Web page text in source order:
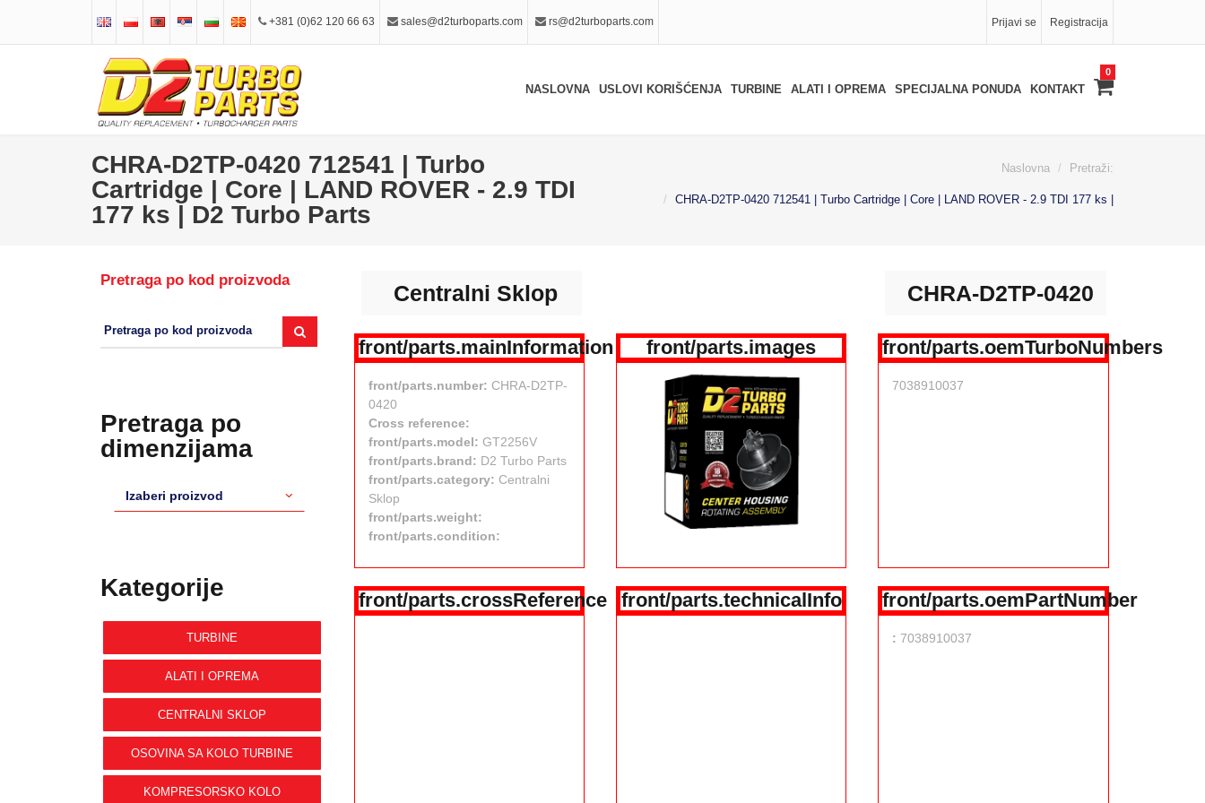
+381 (0)62 120 66 63 sales@d2turboparts.com rs@d2turboparts.com Prijavi se Registracija
NASLOVNA USLOVI KORIŠĆENJA TURBINE ALATI I OPREMA SPECIJALNA PONUDA KONTAKT
0
CHRA-D2TP-0420 712541 | Turbo
Cartridge | Core | LAND ROVER - 2.9 TDI
177 ks | D2 Turbo Parts
Naslovna Pretraži:
CHRA-D2TP-0420 712541 | Turbo Cartridge | Core | LAND ROVER - 2.9 TDI 177 ks |
Pretraga po kod proizvoda
Pretraga po
dimenzijama
Izaberi proizvod
Kategorije
TURBINE
ALATI I OPREMA
CENTRALNI SKLOP
OSOVINA SA KOLO TURBINE
KOMPRESORSKO KOLO
Centralni Sklop CHRA-D2TP-0420
front/parts.mainInformation
front/parts.number: CHRA-D2TP-
0420
Cross reference:
front/parts.model: GT2256V
front/parts.brand: D2 Turbo Parts
front/parts.category: Centralni
Sklop
front/parts.weight:
front/parts.condition:
front/parts.images front/parts.oemTurboNumbers
7038910037
front/parts.crossReference front/parts.technicalInfo front/parts.oemPartNumber
: 7038910037